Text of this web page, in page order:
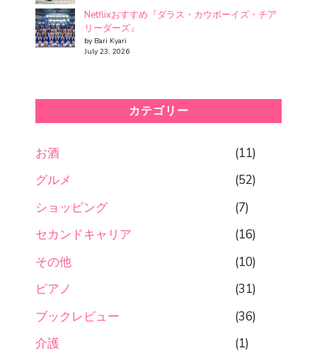
Netflixおすすめ『ダラス・カウボーイズ・チア
リーダーズ』
by Bari Kyari
July 23, 2026
カテゴリー
お酒
(11)
グルメ
(52)
ショッピング
(7)
セカンドキャリア
(16)
その他
(10)
ピアノ
(31)
ブックレビュー
(36)
介護
(1)